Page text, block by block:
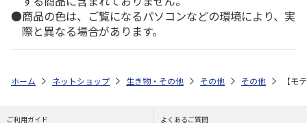
商品の色は、ご覧になるパソコンなどの環境により、実
際と異なる場合があります。
ホーム ネットショップ 生き物・その他 その他 その他 【モ
ご利用ガイド よくあるご質問